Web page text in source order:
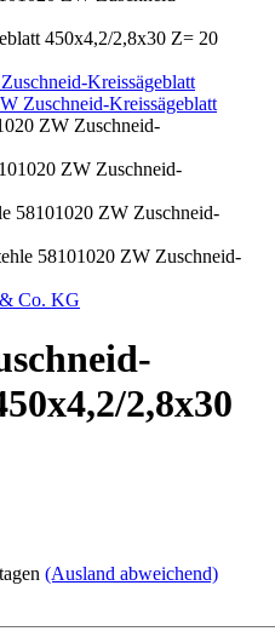
450x4,2/2,8x30 Z= 20
2,8x30
(Ausland abweichend)